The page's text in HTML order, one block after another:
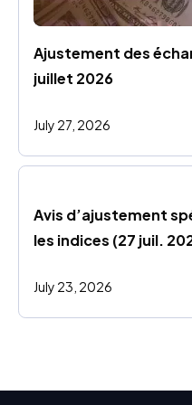
Ajustement des
juillet 2026
July 27, 2026
Avis d’ajustement
les indices (27 juil.
July 23, 2026